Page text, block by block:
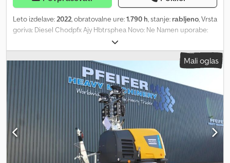
Leto izdelave:2022, obratovalne ure:1.790 h, stanje: rabljeno, Vrsta
goriva: Diesel Chodpfx Ajy Hbtrsphea Novo: Ne Namen uporabe:
Gradbeništvo Znamka motorja: Kubota Dimenzije tovornega
prostora: 209 x 129 x 250 cm Serijska številka: ESF208623 Za
dodatne informacije kontaktirajte PFEIFER GROUP.
Mali oglas